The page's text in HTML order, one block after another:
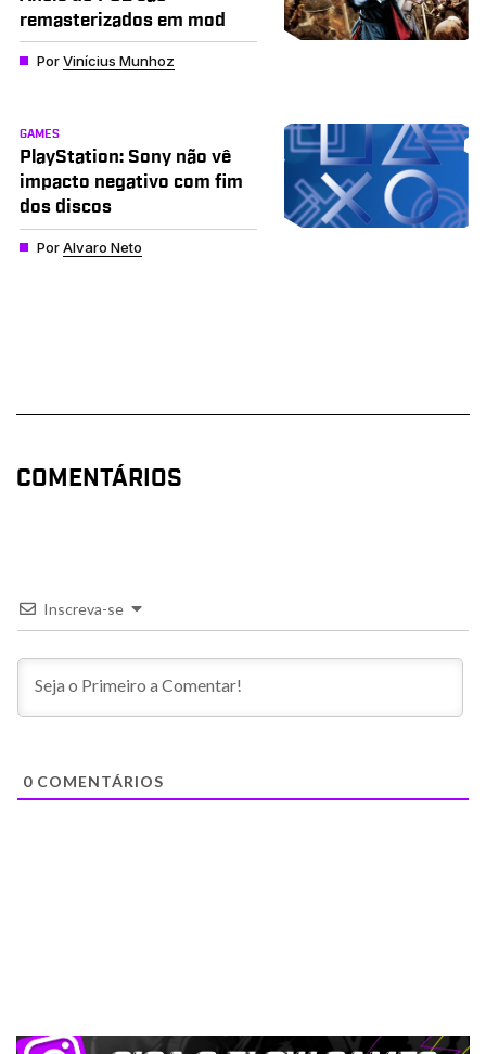
remasterizados em mod
PorVinícius Munhoz
GAMES
PlayStation: Sony não vê
impacto negativo com fim
dos discos
PorAlvaro Neto
COMENTÁRIOS
Inscreva-se
0 COMENTÁRIOS